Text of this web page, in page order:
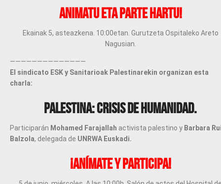
Animatu eta parte hartu!
Ekainak 5, asteazkena. 10:00etan. Gurutzeta Ospitaleko Areto
Nagusian.
——————————————
El sindicato ESK y Sanitarioak Palestinarekin organizan esta
charla:
PALESTINA: CRISIS DE HUMANIDAD.
Participarán Mohamed Farajallah activista palestino y Barbara
Balzola, delegada de UNRWA Euskadi.
¡Anímate y participa!